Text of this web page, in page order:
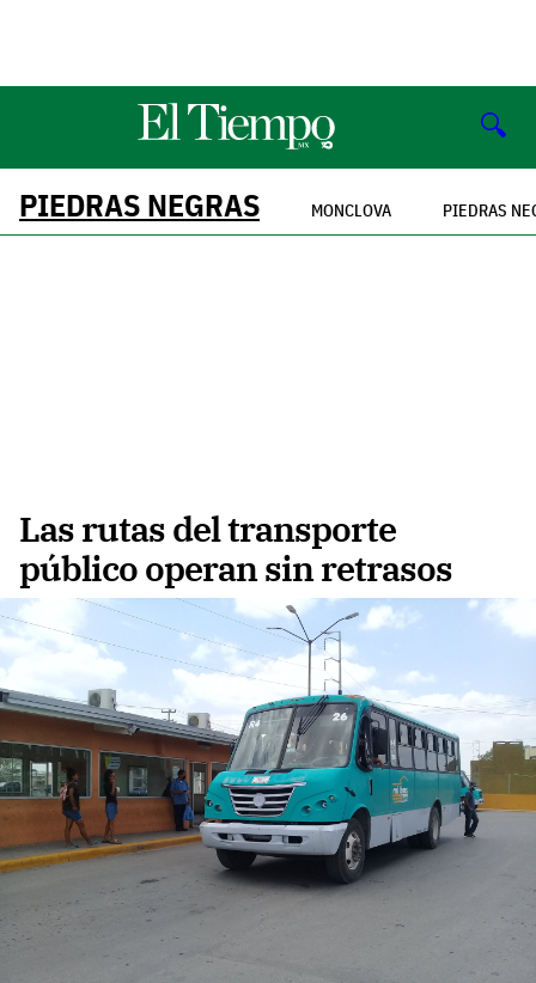
🔍
PIEDRAS NEGRAS MONCLOVA PIEDRAS
Las rutas del transporte
público operan sin retrasos